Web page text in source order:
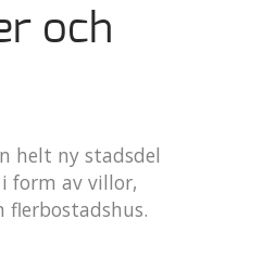
och
helt ny stadsdel
form av villor,
flerbostadshus.